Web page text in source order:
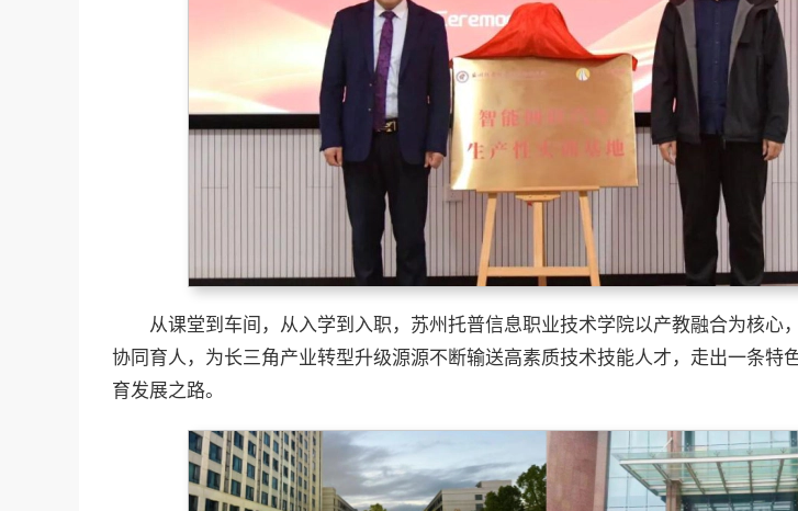
从课堂到车间，从入学到入职，苏州托普信息职业技术学院以产教融合为核心
协同育人，为长三角产业转型升级源源不断输送高素质技术技能人才，走出一条特
育发展之路。